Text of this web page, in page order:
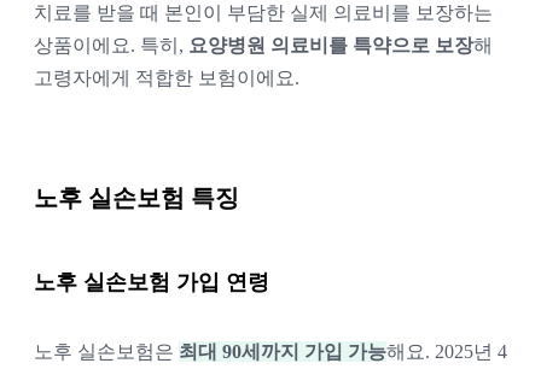
치료를 받을 때 본인이 부담한 실제 의료비를 보장하는
상품이에요. 특히, 요양병원 의료비를 특약으로 보장해
고령자에게 적합한 보험이에요.
노후 실손보험 특징
노후 실손보험 가입 연령
노후 실손보험은 최대 90세까지 가입 가능해요. 2025년 4